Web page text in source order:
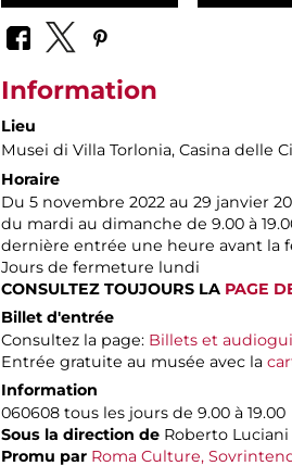
Information
Lieu
Musei di Villa Torlonia, Casina delle
Horaire
Du 5 novembre 2022 au 29 janvier
du mardi au dimanche de 9.00 à
dernière entrée une heure avant la
Jours de fermeture lundi
CONSULTEZ TOUJOURS LA PAGE
Billet d'entrée
Consultez la page: Billets et
Entrée gratuite au musée avec la
Information
060608 tous les jours de 9.00 à 19.00
Sous la direction de Roberto Luciani
Promu par Roma Culture,